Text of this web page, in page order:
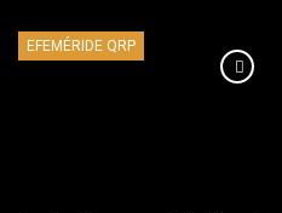
EFEMÉRIDE QRP